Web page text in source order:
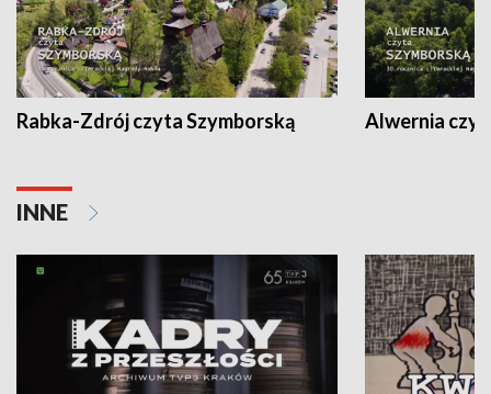
Rabka-Zdrój czyta Szymborską Alwernia
INNE